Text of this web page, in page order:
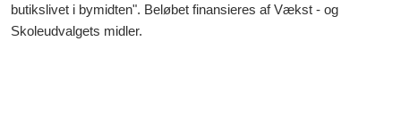
butikslivet i bymidten". Beløbet finansieres af Vækst - og
Skoleudvalgets midler.